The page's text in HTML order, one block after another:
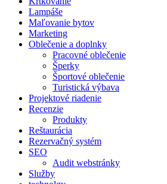
Lampáše
Maľovanie bytov
Marketing
Oblečenie a doplnky
Pracovné oblečenie
Šperky
Športové oblečenie
Turistická výbava
Projektové riadenie
Recenzie
Produkty
Reštaurácia
Rezervačný systém
SEO
Audit webstránky
Služby